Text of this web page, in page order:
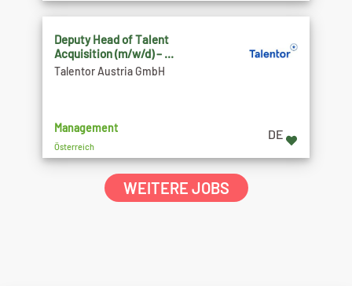
Deputy Head of Talent
Acquisition (m/w/d) – ...
Talentor Austria GmbH
Management
Österreich
DE
WEITERE JOBS